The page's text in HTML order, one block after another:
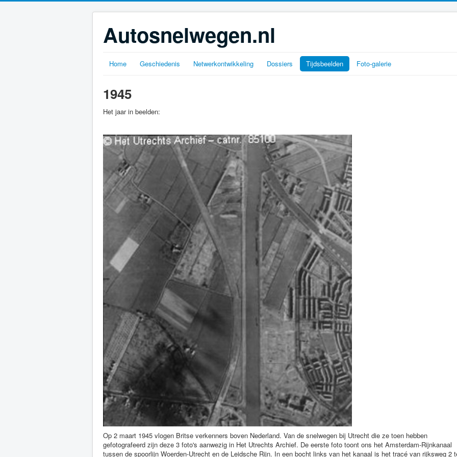
Autosnelwegen.nl
Home Geschiedenis Netwerkontwikkeling Dossiers Tijdsbeelden Foto-galerie
1945
Het jaar in beelden:
Op 2 maart 1945 vlogen Britse verkenners boven Nederland. Van de snelwegen bij Utrecht die ze toen hebben
gefotografeerd zijn deze 3 foto's aanwezig in Het Utrechts Archief. De eerste foto toont ons het Amsterdam-Rijnkanaal
tussen de spoorlijn Woerden-Utrecht en de Leidsche Rijn. In een bocht links van het kanaal is het tracé van rijksweg 2